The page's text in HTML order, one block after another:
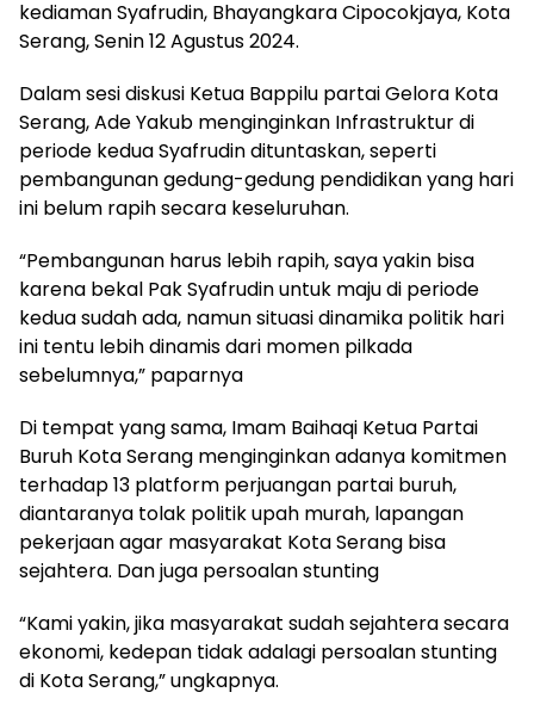
kediaman Syafrudin, Bhayangkara Cipocokjaya, Kota
Serang, Senin 12 Agustus 2024.
Dalam sesi diskusi Ketua Bappilu partai Gelora Kota
Serang, Ade Yakub menginginkan Infrastruktur di
periode kedua Syafrudin dituntaskan, seperti
pembangunan gedung-gedung pendidikan yang hari
ini belum rapih secara keseluruhan.
“Pembangunan harus lebih rapih, saya yakin bisa
karena bekal Pak Syafrudin untuk maju di periode
kedua sudah ada, namun situasi dinamika politik hari
ini tentu lebih dinamis dari momen pilkada
sebelumnya,” paparnya
Di tempat yang sama, Imam Baihaqi Ketua Partai
Buruh Kota Serang menginginkan adanya komitmen
terhadap 13 platform perjuangan partai buruh,
diantaranya tolak politik upah murah, lapangan
pekerjaan agar masyarakat Kota Serang bisa
sejahtera. Dan juga persoalan stunting
“Kami yakin, jika masyarakat sudah sejahtera secara
ekonomi, kedepan tidak adalagi persoalan stunting
di Kota Serang,” ungkapnya.